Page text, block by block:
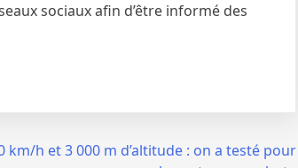
sociaux afin d’être informé des
km/h et 3 000 m d’altitude : on a testé pour